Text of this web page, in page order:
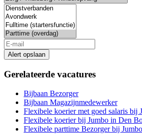
Alert opslaan
Gerelateerde vacatures
Bijbaan Bezorger
Bijbaan Magazijnmedewerker
Flexibele koerier met goed salaris bij
Flexibele koerier bij Jumbo in Den
Flexibele parttime Bezorger bij